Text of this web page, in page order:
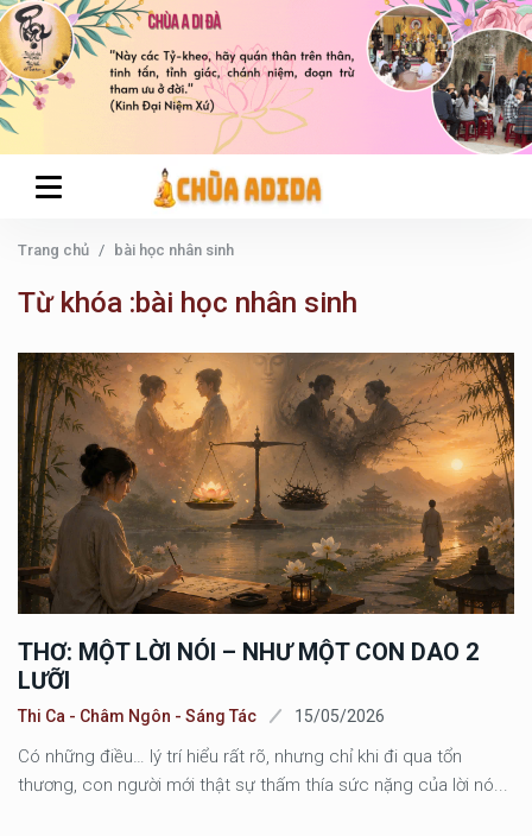
Trang chủ bài học nhân sinh
Từ khóa :bài học nhân sinh
THƠ: MỘT LỜI NÓI – NHƯ MỘT CON DAO 2
LƯỠI
Thi Ca - Châm Ngôn - Sáng Tác 15/05/2026
Có những điều… lý trí hiểu rất rõ, nhưng chỉ khi đi qua tổn
thương, con người mới thật sự thấm thía sức nặng của lời nó...